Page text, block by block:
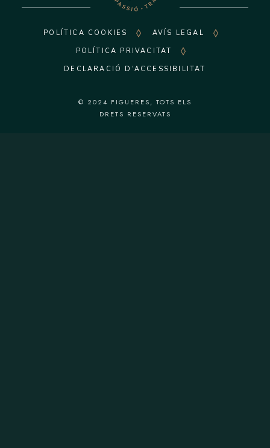
POLÍTICA COOKIES
AVÍS LEGAL
POLÍTICA PRIVACITAT
DECLARACIÓ D'ACCESSIBILITAT
© 2024 FIGUERES, TOTS ELS
DRETS RESERVATS